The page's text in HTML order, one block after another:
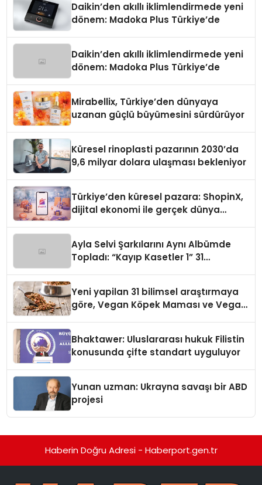
Daikin’den akıllı iklimlendirmede yeni
dönem: Madoka Plus Türkiye’de
Daikin’den akıllı iklimlendirmede yeni
dönem: Madoka Plus Türkiye’de
Mirabellix, Türkiye’den dünyaya
uzanan güçlü büyümesini sürdürüyor
Küresel rinoplasti pazarının 2030’da
9,6 milyar dolara ulaşması bekleniyor
Türkiye’den küresel pazara: ShopinX,
dijital ekonomi ile gerçek dünya
Ayla Selvi Şarkılarını Aynı Albümde
Topladı: “Kayıp Kasetler 1” 31
Yeni yapilan 31 bilimsel araştırmaya
göre, Vegan Köpek Maması ve Vegan
Bhaktawer: Uluslararası hukuk Filistin
konusunda çifte standart uyguluyor
Yunan uzman: Ukrayna savaşı bir ABD
projesi
Haberin Doğru Adresi - Haberport.gen.tr